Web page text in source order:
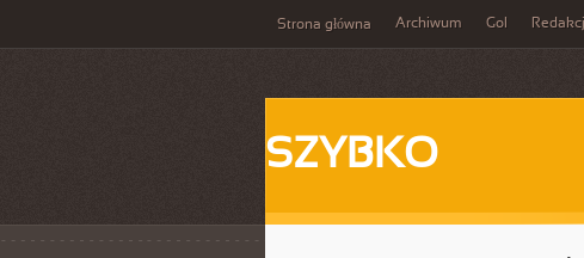
Strona główna Archiwum Gol
SZYBKO